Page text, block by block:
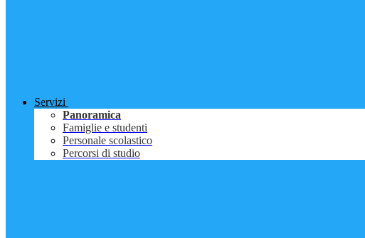
Servizi
Panoramica
Famiglie e studenti
Personale scolastico
Percorsi di studio